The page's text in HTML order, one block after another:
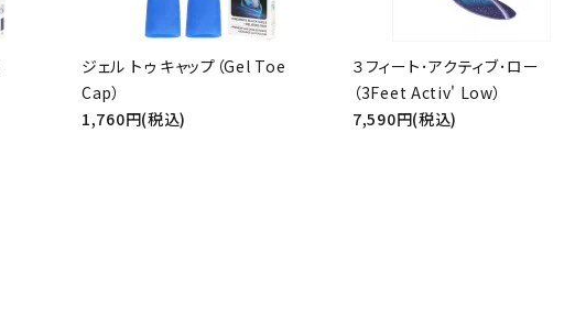
ジェル トゥ キャップ（Gel Toe
Cap）
1,760円(税込)
３フィート･アクティブ･ロー
（3Feet Activ' Low）
7,590円(税込)